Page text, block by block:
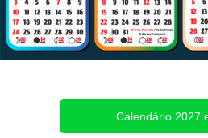
Calendário 2027